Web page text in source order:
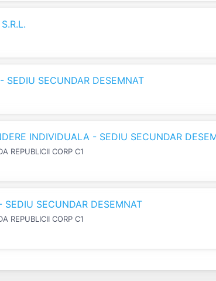
SEDIU SECUNDAR DESEMNAT
INDIVIDUALA - SEDIU SECUNDAR
REPUBLICII CORP C1
SECUNDAR DESEMNAT
REPUBLICII CORP C1